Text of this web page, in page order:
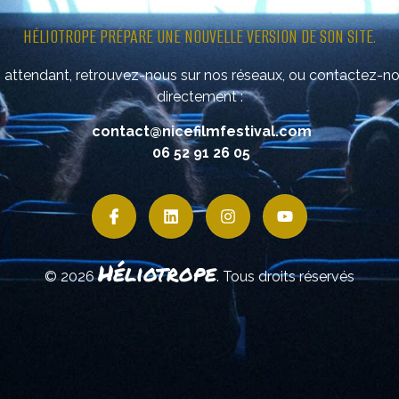
HÉLIOTROPE PRÉPARE UNE NOUVELLE VERSION DE SON SITE.
attendant, retrouvez-nous sur nos réseaux, ou contactez-
directement :
contact@nicefilmfestival.com
06 52 91 26 05
© 2026Héliotrope. Tous droits réservés